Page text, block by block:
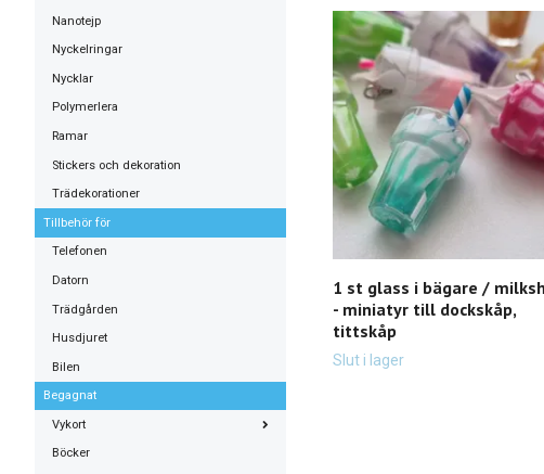
Nanotejp
Nyckelringar
Nycklar
Polymerlera
Ramar
Stickers och dekoration
Trädekorationer
Tillbehör för
Telefonen
Datorn
Trädgården
Husdjuret
Bilen
Begagnat
Vykort
Böcker
1 st glass i bägare /
- miniatyr till dockskåp,
tittskåp
Slut i lager